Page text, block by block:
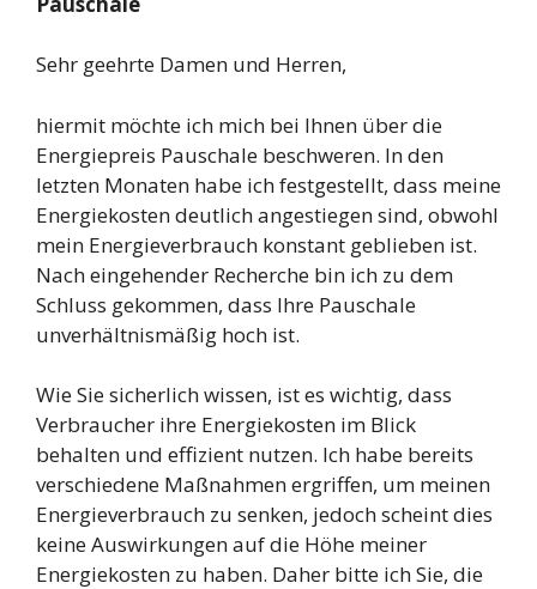
Sehr geehrte Damen und Herren,
hiermit möchte ich mich bei Ihnen über die
Energiepreis Pauschale beschweren. In den
letzten Monaten habe ich festgestellt, dass meine
Energiekosten deutlich angestiegen sind, obwohl
mein Energieverbrauch konstant geblieben ist.
Nach eingehender Recherche bin ich zu dem
Schluss gekommen, dass Ihre Pauschale
unverhältnismäßig hoch ist.
Wie Sie sicherlich wissen, ist es wichtig, dass
Verbraucher ihre Energiekosten im Blick
behalten und effizient nutzen. Ich habe bereits
verschiedene Maßnahmen ergriffen, um meinen
Energieverbrauch zu senken, jedoch scheint dies
keine Auswirkungen auf die Höhe meiner
Energiekosten zu haben. Daher bitte ich Sie, die